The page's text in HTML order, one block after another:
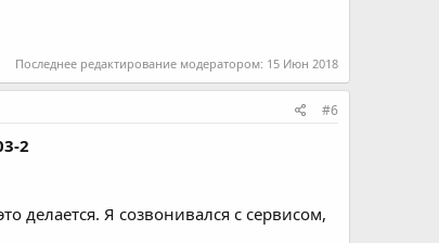
Последнее редактирование модератором: 15 Июн 2018
#6
2
делается. Я созвонивался с сервисом,